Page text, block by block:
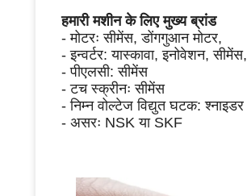
हमारी मशीन के लिए मुख्य ब्रांड
- मोटरः सीमेंस, डोंगगुआन मोटर,
- इन्वर्टर: यास्कावा, इनोवेशन, सीमेंस,
- पीएलसी: सीमेंस
- टच स्क्रीनः सीमेंस
- निम्न वोल्टेज विद्युत घटक: श्नाइडर
- असरः NSK या SKF